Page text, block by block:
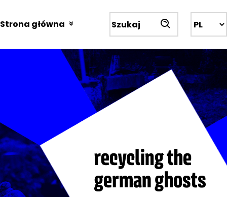
treści
Strona główna Wyszukiwarka